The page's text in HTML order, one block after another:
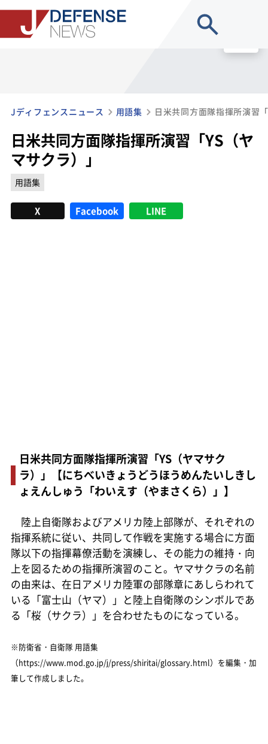
Jディフェンスニュース 用語集 日米共同方面隊指揮所演習
日米共同方面隊指揮所演習「YS（ヤ
マサクラ）」
用語集
X Facebook LINE
日米共同方面隊指揮所演習「YS（ヤマサク
ラ）」【にちべいきょうどうほうめんたいしきし
ょえんしゅう「わいえす（やまさくら）」】
陸上自衛隊およびアメリカ陸上部隊が、それぞれの
指揮系統に従い、共同して作戦を実施する場合に方面
隊以下の指揮幕僚活動を演練し、その能力の維持・向
上を図るための指揮所演習のこと。ヤマサクラの名前
の由来は、在日アメリカ陸軍の部隊章にあしらわれて
いる「富士山（ヤマ）」と陸上自衛隊のシンボルであ
る「桜（サクラ）」を合わせたものになっている。
※防衛省・自衛隊 用語集
（https://www.mod.go.jp/j/press/shiritai/glossary.html）を編集・加
筆して作成しました。